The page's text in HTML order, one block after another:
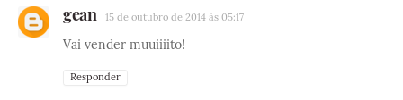
gean 15 de outubro de 2014 às 05:17
Vai vender muuiiiito!
Responder